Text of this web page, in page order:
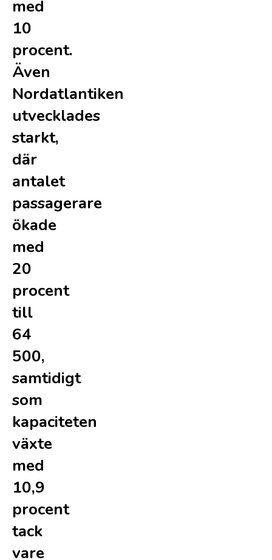
med
10
procent.
Även
Nordatlantiken
utvecklades
starkt,
där
antalet
passagerare
ökade
med
20
procent
till
64
500,
samtidigt
som
kapaciteten
växte
med
10,9
procent
tack
vare